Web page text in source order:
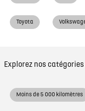
Toyota
Explorez nos
Moins de 5 000 kilomètres